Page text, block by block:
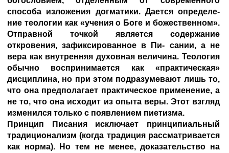
способа изложения догматики. Дается определе-
ние теологии как «учения о Боге и божественном».
Отправной точкой является содержание
откровения, зафиксированное в Пи- сании, а не
вера как внутренняя духовная величина. Теология
обычно воспринимается как «практическая»
дисциплина, но при этом подразумевают лишь то,
что она предполагает практическое применение, а
не то, что она исходит из опыта веры. Этот взгляд
изменился только с появлением пиетизма.
Принцип Писания исключает принципиальный
традиционализм (когда традиция рассматривается
как норма). Но тем не менее, доказательство на